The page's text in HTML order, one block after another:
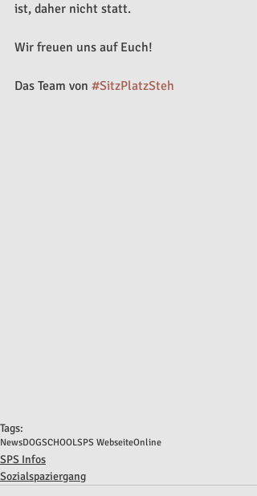
ist, daher nicht statt.
Wir freuen uns auf Euch!
Das Team von #SitzPlatzSteh
Tags:
NewsDOGSCHOOLSPS WebseiteOnline
SPS Infos
Sozialspaziergang